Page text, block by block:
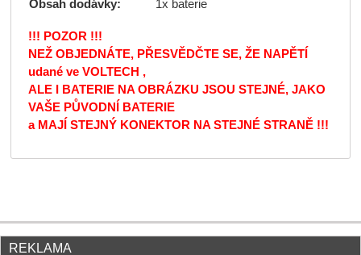
Obsah dodávky:
1x baterie
!!! POZOR !!!
NEŽ OBJEDNÁTE, PŘESVĚDČTE SE, ŽE NAPĚTÍ
udané ve VOLTECH ,
ALE I BATERIE NA OBRÁZKU JSOU STEJNÉ, JAKO
VAŠE PŮVODNÍ BATERIE
a MAJÍ STEJNÝ KONEKTOR NA STEJNÉ STRANĚ !!!
REKLAMA